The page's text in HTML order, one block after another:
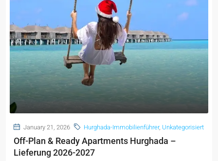
January 21, 2026 Hurghada-Immobilienführer, Unkategorisiert
Off-Plan & Ready Apartments Hurghada –
Lieferung 2026-2027